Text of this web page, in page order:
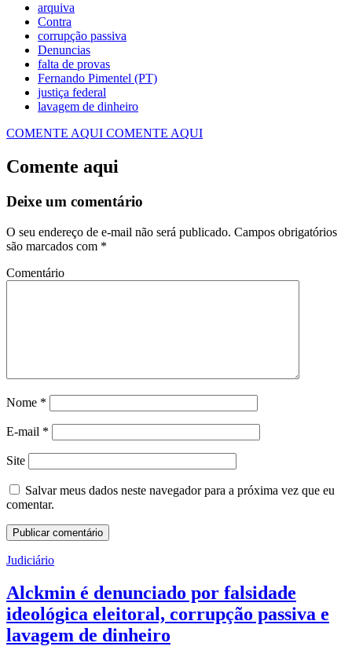
arquiva
Contra
corrupção passiva
Denuncias
falta de provas
Fernando Pimentel (PT)
justiça federal
lavagem de dinheiro
COMENTE AQUI COMENTE AQUI
Comente aqui
Deixe um comentário
O seu endereço de e-mail não será publicado. Campos obrigatórios
são marcados com *
Comentário
Nome *
E-mail *
Site
Salvar meus dados neste navegador para a próxima vez que eu
comentar.
Judiciário
Alckmin é denunciado por falsidade
ideológica eleitoral, corrupção passiva e
lavagem de dinheiro